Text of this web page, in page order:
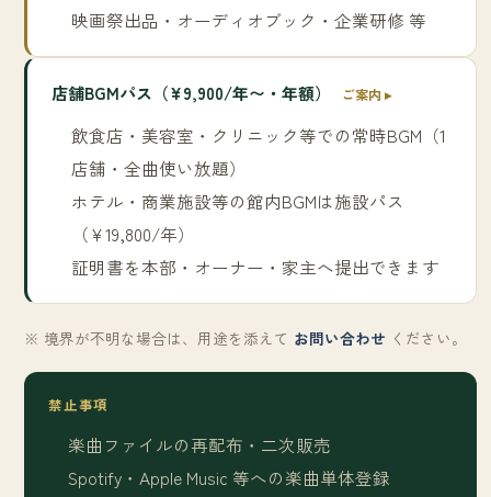
映画祭出品・オーディオブック・企業研修 等
店舗BGMパス（¥9,900/年〜・年額） ご案内 ▸
飲食店・美容室・クリニック等での常時BGM（1
店舗・全曲使い放題）
ホテル・商業施設等の館内BGMは施設パス
（¥19,800/年）
証明書を本部・オーナー・家主へ提出できます
※ 境界が不明な場合は、用途を添えて お問い合わせ ください。
禁止事項
楽曲ファイルの再配布・二次販売
Spotify・Apple Music 等への楽曲単体登録